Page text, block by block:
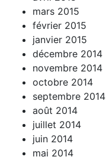
mars 2015
février 2015
janvier 2015
décembre 2014
novembre 2014
octobre 2014
septembre 2014
août 2014
juillet 2014
juin 2014
mai 2014